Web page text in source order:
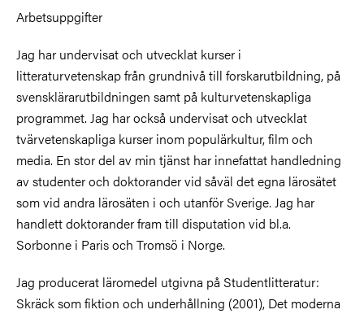
Arbetsuppgifter
Jag har undervisat och utvecklat kurser i
litteraturvetenskap från grundnivå till forskarutbildning, på
svensklärarutbildningen samt på kulturvetenskapliga
programmet. Jag har också undervisat och utvecklat
tvärvetenskapliga kurser inom populärkultur, film och
media. En stor del av min tjänst har innefattat handledning
av studenter och doktorander vid såväl det egna lärosätet
som vid andra lärosäten i och utanför Sverige. Jag har
handlett doktorander fram till disputation vid bl.a.
Sorbonne i Paris och Tromsö i Norge.
Jag producerat läromedel utgivna på Studentlitteratur:
Skräck som fiktion och underhållning (2001), Det moderna